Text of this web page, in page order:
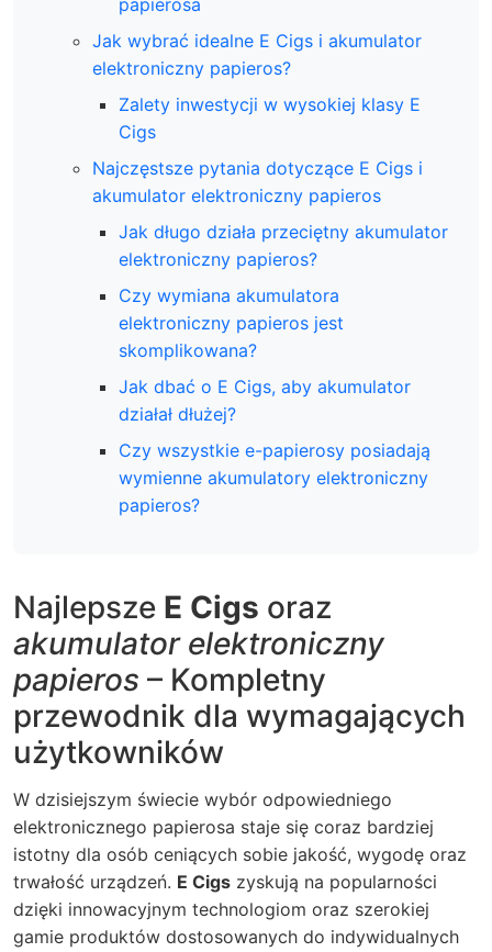
papierosa
Jak wybrać idealne E Cigs i akumulator
elektroniczny papieros?
Zalety inwestycji w wysokiej klasy E
Cigs
Najczęstsze pytania dotyczące E Cigs i
akumulator elektroniczny papieros
Jak długo działa przeciętny akumulator
elektroniczny papieros?
Czy wymiana akumulatora
elektroniczny papieros jest
skomplikowana?
Jak dbać o E Cigs, aby akumulator
działał dłużej?
Czy wszystkie e-papierosy posiadają
wymienne akumulatory elektroniczny
papieros?
Najlepsze E Cigs oraz
akumulator elektroniczny
papieros – Kompletny
przewodnik dla wymagających
użytkowników
W dzisiejszym świecie wybór odpowiedniego
elektronicznego papierosa staje się coraz bardziej
istotny dla osób ceniących sobie jakość, wygodę oraz
trwałość urządzeń. E Cigs zyskują na popularności
dzięki innowacyjnym technologiom oraz szerokiej
gamie produktów dostosowanych do indywidualnych